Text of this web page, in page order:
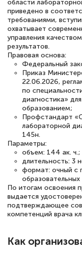
Елена
Знаток
18
Выражаю
повышения
русскому
полезных
книги,
статьи.
достаточно.
аттестацию в
Знаток
области
приведено в
требованиями,
охватывает
управления
результатов.
Правовая основа:
Федеральный
Приказ
22.06.2026,
по
диагностика»
образованием;
Профстандарт
лабораторной
145н.
Параметры:
объем: 144 ак. ч.;
длительность: 3
формат: очный с
образовательных
По итогам освоения
выдается
подтверждающее
компетенций врача
Как